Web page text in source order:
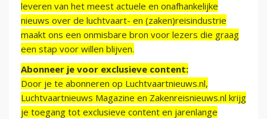
leveren van het meest actuele en onafhankelijke
nieuws over de luchtvaart- en (zaken)reisindustrie
maakt ons een onmisbare bron voor lezers die graag
een stap voor willen blijven.
Abonneer je voor exclusieve content:
Door je te abonneren op Luchtvaartnieuws.nl,
Luchtvaartnieuws Magazine en Zakenreisnieuws.nl krijg
je toegang tot exclusieve content en jarenlange